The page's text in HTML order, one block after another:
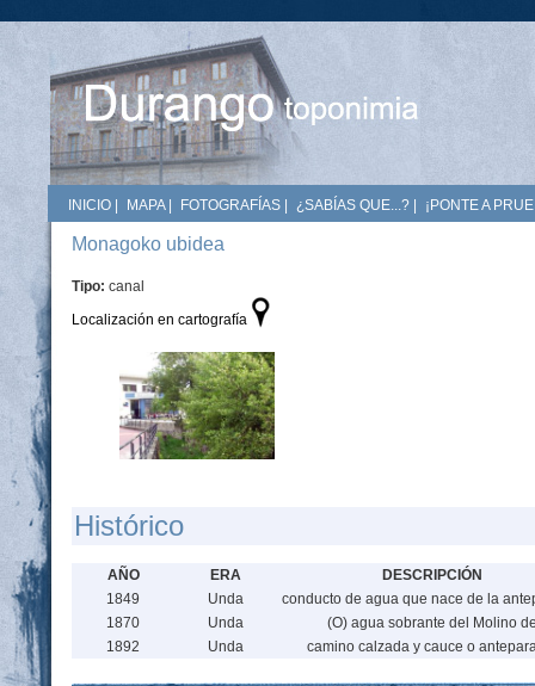
INICIO MAPA| FOTOGRAFÍAS ¿SABÍAS QUE...? ¡PONTE A
Monagoko ubidea
Tipo: canal
Localización en cartografía
Histórico
AÑO ERA
DESCRIPCIÓN
1849
Unda
conducto de agua que nace de la
1870
Unda
(O) agua sobrante del Molino
1892
Unda camino calzada y cauce o